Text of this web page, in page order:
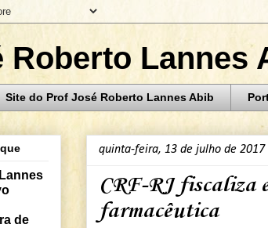
Roberto Lannes
Site do Prof José Roberto Lannes Abib
quinta-feira, 13 de julho de 2017
CRF-RJ fiscaliza
farmacêutica
de